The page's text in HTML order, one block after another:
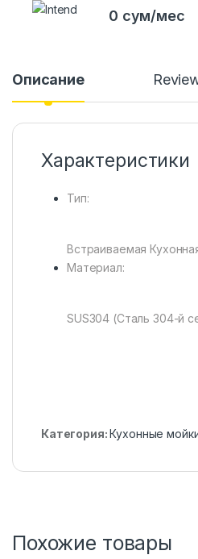
0 сум/мес
Описание
Характеристики
Тип:
Встраиваемая
Материал:
SUS304 (Сталь 304-й
Категория:Кухонные
Похожие товары